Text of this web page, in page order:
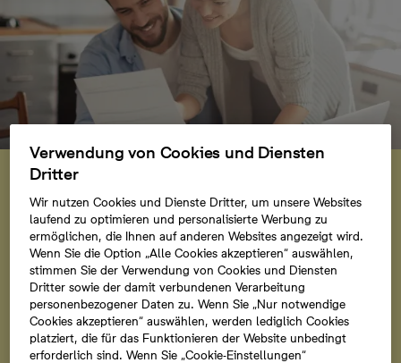
ILB-Förder-Tipp
Eigentumsförderung für
selbstgenutztes
Wohneigentum
Die ILB fördert die Bildung selbst genutzten
Wohneigentums mit Zuschüssen und zinsfreien
Darlehen. Ziel ist es, die Innenstädte zu stärken, eine
sozial stabile Bewohnerstruktur zu erhalten sowie
Verwendung von Cookies und Diensten
Dritter
Wir nutzen Cookies und Dienste Dritter, um unsere Websites
laufend zu optimieren und personalisierte Werbung zu
ermöglichen, die Ihnen auf anderen Websites angezeigt wird.
Wenn Sie die Option „Alle Cookies akzeptieren“ auswählen,
stimmen Sie der Verwendung von Cookies und Diensten
Dritter sowie der damit verbundenen Verarbeitung
personenbezogener Daten zu. Wenn Sie „Nur notwendige
Cookies akzeptieren“ auswählen, werden lediglich Cookies
platziert, die für das Funktionieren der Website unbedingt
erforderlich sind. Wenn Sie „Cookie-Einstellungen“